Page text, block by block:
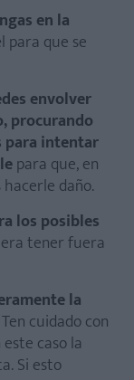
en la
para que se
envolver
procurando
para intentar
para que, en
daño.
los posibles
tener fuera
la
Ten cuidado con
caso la
Si esto